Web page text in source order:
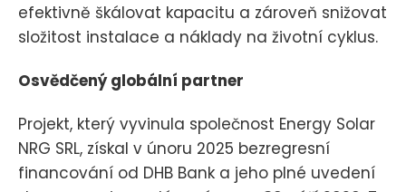
efektivně škálovat kapacitu a zároveň snižovat
složitost instalace a náklady na životní cyklus.
Osvědčený globální partner
Projekt, který vyvinula společnost Energy Solar
NRG SRL, získal v únoru 2025 bezregresní
financování od DHB Bank a jeho plné uvedení